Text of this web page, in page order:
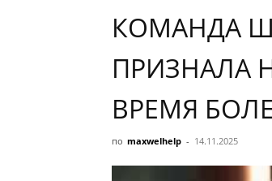
КОМАНДА
ПРИЗНАЛА
ВРЕМЯ
по maxwelhelp - 14.11.2025